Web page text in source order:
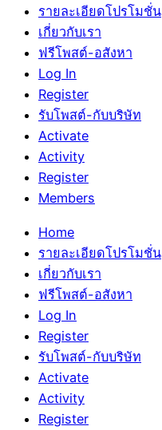
รายละเอียดโปรโมชั่น
เกี่ยวกับเรา
ฟรีโพสต์-อสังหา
Log In
Register
รับโพสต์-กับบริษัท
Activate
Activity
Register
Members
Home
รายละเอียดโปรโมชั่น
เกี่ยวกับเรา
ฟรีโพสต์-อสังหา
Log In
Register
รับโพสต์-กับบริษัท
Activate
Activity
Register